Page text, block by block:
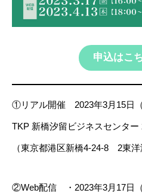
申込はこ
①リアル開催 2023年3月15日
TKP 新橋汐留ビジネスセンター
（東京都港区新橋4-24-8 2東洋
②Web配信 ・2023年3月17日